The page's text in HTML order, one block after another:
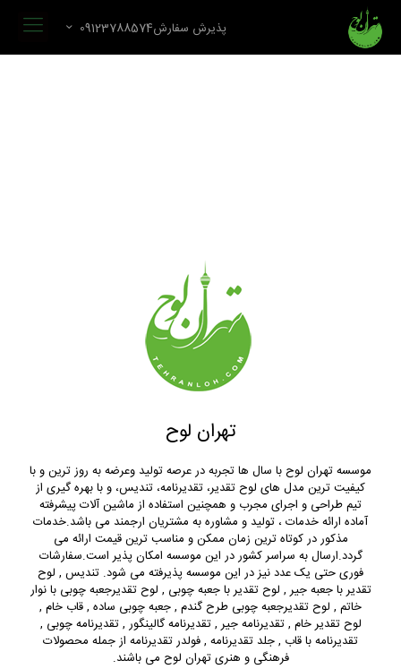
پذیرش سفارش09123788574
تهران لوح
موسسه تهران لوح با سال ها تجربه در عرصه تولید وعرضه به روز ترین و با
کیفیت ترین مدل های لوح تقدیر، تقدیرنامه، تندیس، و با بهره گیری از
تیم طراحی و اجرای مجرب و همچنین استفاده از ماشین آلات پیشرفته
آماده ارائه خدمات ، تولید و مشاوره به مشتریان ارجمند می باشد.خدمات
مذکور در کوتاه ترین زمان ممکن و مناسب ترین قیمت ارائه می
گردد.ارسال به سراسر کشور در این موسسه امکان پذیر است.سفارشات
فوری حتی یک عدد نیز در این موسسه پذیرفته می شود. تندیس , لوح
تقدیر با جعبه جیر , لوح تقدیر با جعبه چوبی , لوح تقدیرجعبه چوبی با نوار
خاتم , لوح تقدیرجعبه چوبی طرح گندم , جعبه چوبی ساده , قاب خام ,
لوح تقدیر خام , تقدیرنامه جیر , تقدیرنامه گالینگور , تقدیرنامه چوبی ,
تقدیرنامه با قاب , جلد تقدیرنامه , فولدر تقدیرنامه از جمله محصولات
فرهنگی و هنری تهران لوح می باشند.